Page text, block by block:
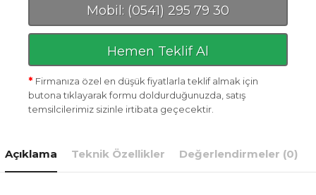
Mobil: (0541) 295 79 30
Hemen Teklif Al
* Firmanıza özel en düşük fiyatlarla teklif almak için
butona tıklayarak formu doldurduğunuzda, satış
temsilcilerimiz sizinle irtibata geçecektir.
Açıklama Teknik Özellikler Değerlendirmeler (0)